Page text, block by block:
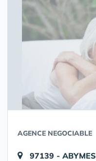
AGENCE NEGOCIABLE
97139 - ABYMES